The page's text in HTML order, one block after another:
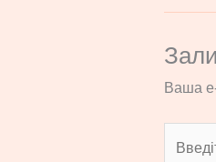
Ваша